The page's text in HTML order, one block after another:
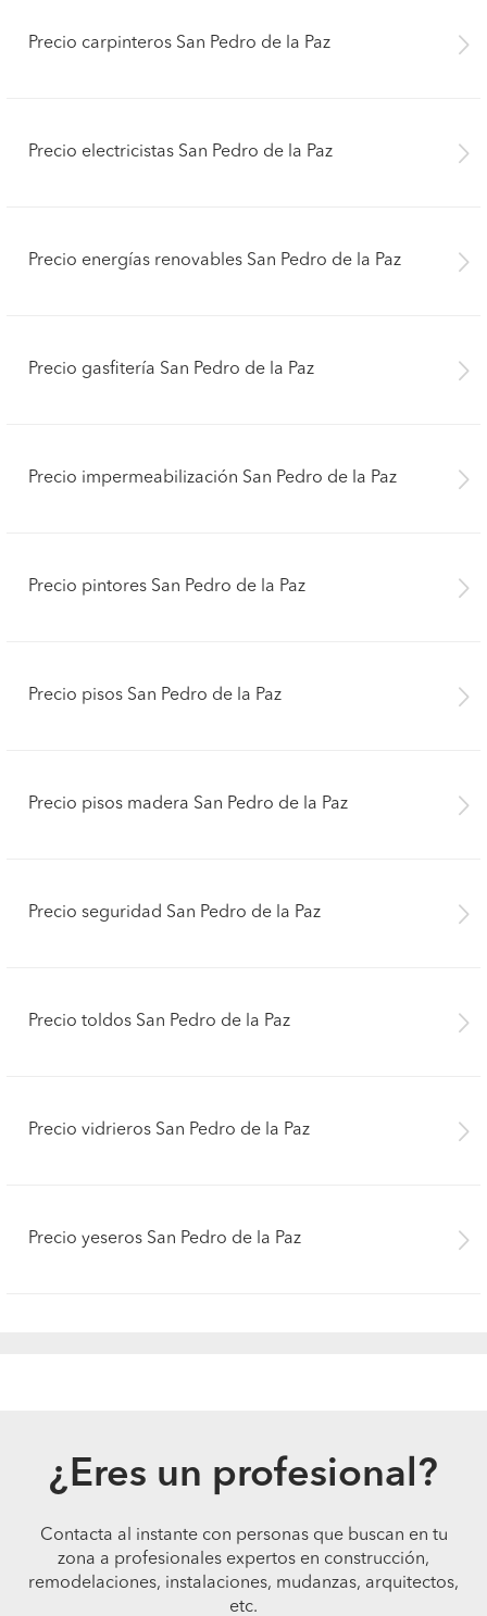
Precio carpinteros San Pedro de la Paz
Precio electricistas San Pedro de la Paz
Precio energías renovables San Pedro de la Paz
Precio gasfitería San Pedro de la Paz
Precio impermeabilización San Pedro de la Paz
Precio pintores San Pedro de la Paz
Precio pisos San Pedro de la Paz
Precio pisos madera San Pedro de la Paz
Precio seguridad San Pedro de la Paz
Precio toldos San Pedro de la Paz
Precio vidrieros San Pedro de la Paz
Precio yeseros San Pedro de la Paz
¿Eres un profesional?
Contacta al instante con personas que buscan en tu
zona a profesionales expertos en construcción,
remodelaciones, instalaciones, mudanzas, arquitectos,
etc.
Pide presupuestos